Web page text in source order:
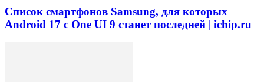
Список смартфонов Samsung, для которых
Android 17 с One UI 9 станет последней | ichip.ru